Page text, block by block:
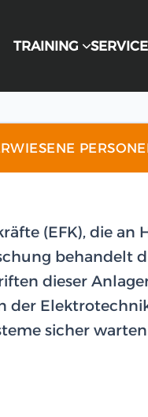
TRAINING
SERVICE
(EFK), die an
behandelt
dieser
der
sicher